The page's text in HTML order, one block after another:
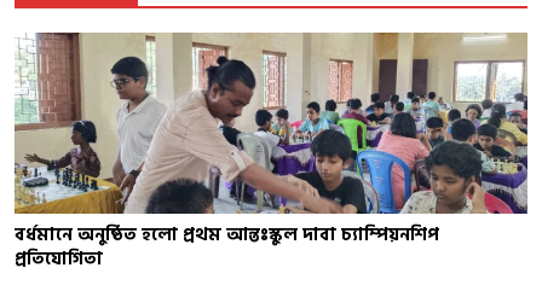
বর্ধমানে অনুষ্ঠিত হলো প্রথম আন্তঃস্কুল দাবা চ্যাম্পিয়নশিপ
প্রতিযোগিতা